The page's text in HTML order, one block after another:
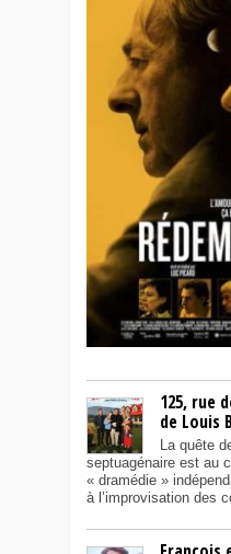
125, rue
de Louis
La quête
septuagénaire est au
« dramédie »
à l’improvisation des